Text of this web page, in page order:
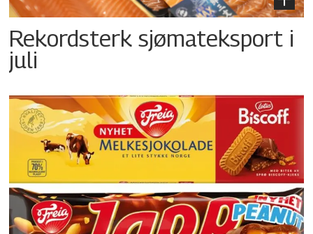
Rekordsterk sjømateksport i
juli